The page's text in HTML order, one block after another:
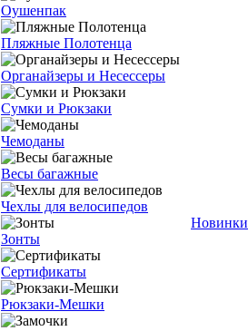
Оушенпак
Пляжные Полотенца
Органайзеры и Несессеры
Сумки и Рюкзаки
Чемоданы
Весы багажные
Чехлы для велосипедов
Зонты
Сертификаты
Рюкзаки-Мешки
Новинки